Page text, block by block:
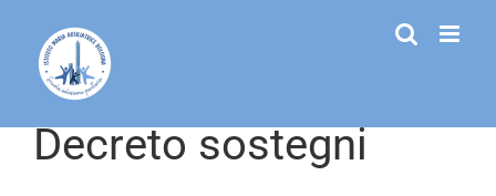
contenuto
Decreto sostegni